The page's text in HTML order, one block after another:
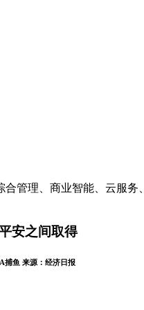
管理、商业智能、云服务
安之间取得
捕鱼 来源： 经济日报